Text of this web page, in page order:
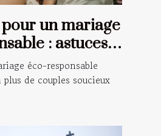
un mariage
: astuces
éco-responsable
de couples soucieux